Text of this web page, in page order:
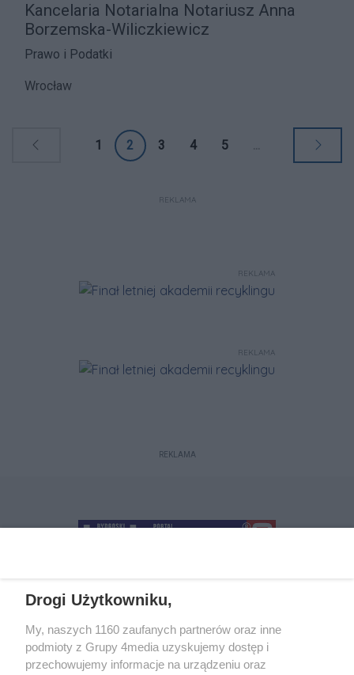
Kancelaria Notarialna Notariusz Anna
Borzemska-Wiliczkiewicz
Prawo i Podatki
Wrocław
1 2 3 4 5
REKLAMA
REKLAMA
REKLAMA
REKLAMA
+48 52 5812666
Drogi Użytkowniku,
My, naszych 1160 zaufanych partnerów oraz inne
podmioty z Grupy 4media uzyskujemy dostęp i
przechowujemy informacje na urządzeniu oraz